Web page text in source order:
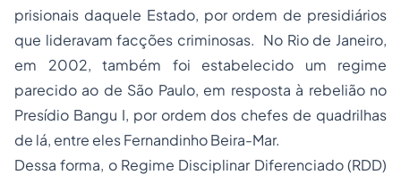
prisionais daquele Estado, por ordem de presidiários
que lideravam facções criminosas. No Rio de Janeiro,
em 2002, também foi estabelecido um regime
parecido ao de São Paulo, em resposta à rebelião no
Presídio Bangu I, por ordem dos chefes de quadrilhas
de lá, entre eles Fernandinho Beira-Mar.
Dessa forma, o Regime Disciplinar Diferenciado (RDD)